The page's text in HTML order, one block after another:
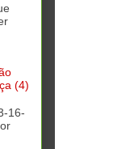
(4)
16-